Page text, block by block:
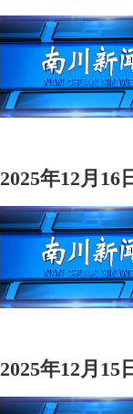
2025年12月16
2025年12月15